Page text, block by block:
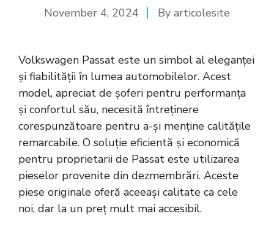
November 4, 2024 By articolesite
Volkswagen Passat este un simbol al eleganței
și fiabilității în lumea automobilelor. Acest
model, apreciat de șoferi pentru performanța
și confortul său, necesită întreținere
corespunzătoare pentru a-și menține calitățile
remarcabile. O soluție eficientă și economică
pentru proprietarii de Passat este utilizarea
pieselor provenite din dezmembrări. Aceste
piese originale oferă aceeași calitate ca cele
noi, dar la un preț mult mai accesibil.